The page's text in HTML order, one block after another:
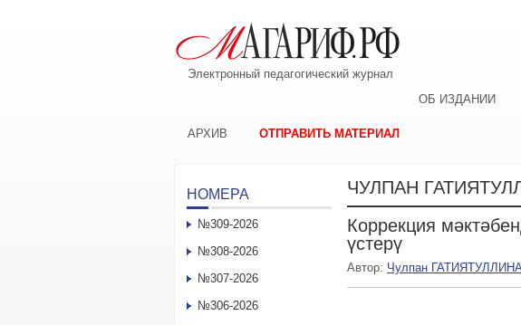
Электронный педагогический журнал
ОБ ИЗДАНИИ
АРХИВ ОТПРАВИТЬ МАТЕРИАЛ
ЧУЛПАН
Коррекция
үстерү
Автор: Чулпан
НОМЕРА
№309-2026
№308-2026
№307-2026
№306-2026